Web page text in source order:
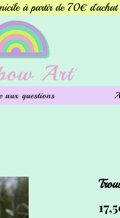
à partir de 70€
aux questions